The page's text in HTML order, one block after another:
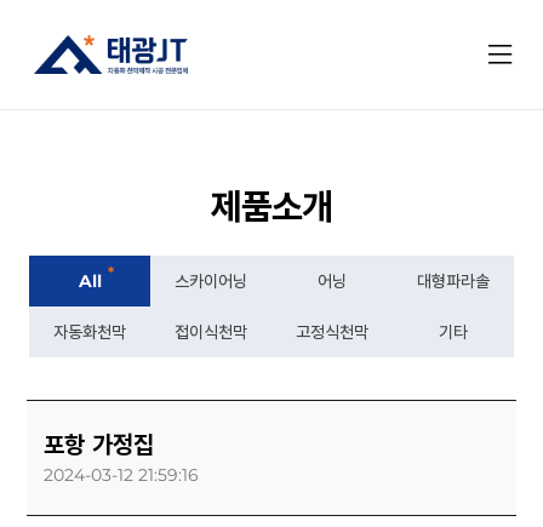
제품소개
All * 스카이어닝 어닝 대형파라솔
자동화천막 접이식천막 고정식천막 기타
포항 가정집
2024-03-12 21:59:16